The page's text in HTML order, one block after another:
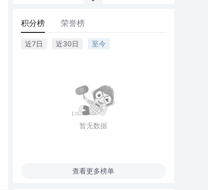
积分榜 荣誉榜
近7日 近30日 至今
暂无数据
查看更多榜单